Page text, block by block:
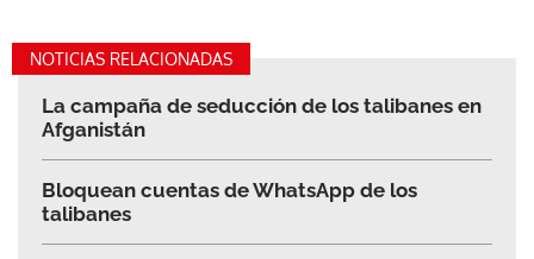
NOTICIAS RELACIONADAS
La campaña de seducción de los talibanes en
Afganistán
Bloquean cuentas de WhatsApp de los
talibanes